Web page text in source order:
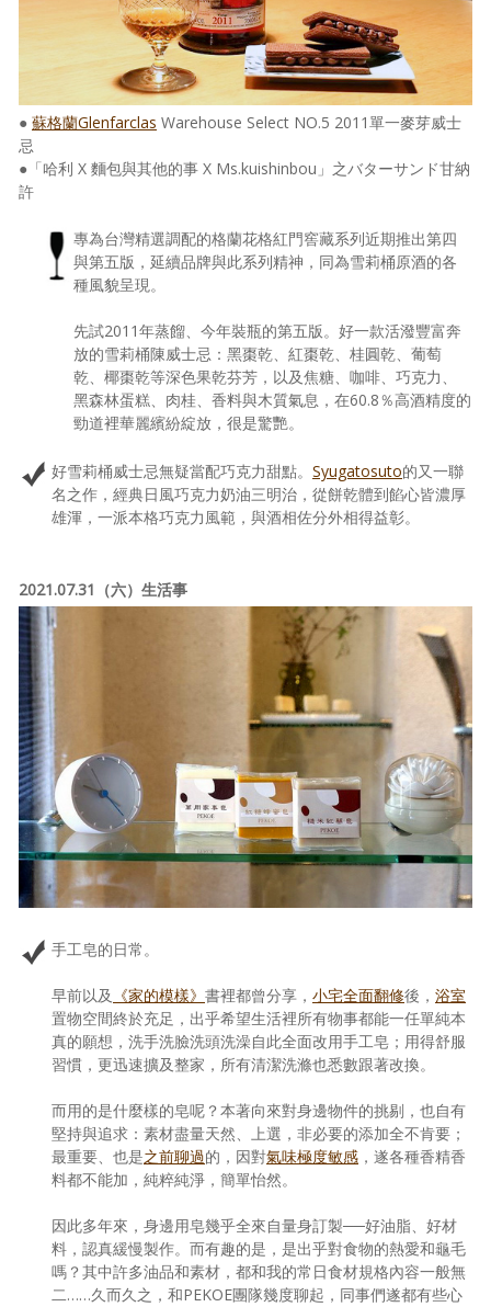
● 蘇格蘭Glenfarclas Warehouse Select NO.5 2011單一麥芽威士
忌
●「哈利 X 麵包與其他的事 X Ms.kuishinbou」之バターサンド甘納
許
專為台灣精選調配的格蘭花格紅門窖藏系列近期推出第四
與第五版，延續品牌與此系列精神，同為雪莉桶原酒的各
種風貌呈現。
先試2011年蒸餾、今年裝瓶的第五版。好一款活潑豐富奔
放的雪莉桶陳威士忌：黑棗乾、紅棗乾、桂圓乾、葡萄
乾、椰棗乾等深色果乾芬芳，以及焦糖、咖啡、巧克力、
黑森林蛋糕、肉桂、香料與木質氣息，在60.8％高酒精度的
勁道裡華麗繽紛綻放，很是驚艷。
好雪莉桶威士忌無疑當配巧克力甜點。 Syugatosuto的又一聯
名之作，經典日風巧克力奶油三明治，從餅乾體到餡心皆濃厚
雄渾，一派本格巧克力風範，與酒相佐分外相得益彰。
2021.07.31（六）生活事
手工皂的日常。
早前以及 《家的模樣》 書裡都曾分享， 小宅全面翻修後， 浴室
置物空間終於充足，出乎希望生活裡所有物事都能一任單純本
真的願想，洗手洗臉洗頭洗澡自此全面改用手工皂；用得舒服
習慣，更迅速擴及整家，所有清潔洗滌也悉數跟著改換。
而用的是什麼樣的皂呢？本著向來對身邊物件的挑剔，也自有
堅持與追求：素材盡量天然、上選，非必要的添加全不肯要；
最重要、也是之前聊過的，因對氣味極度敏感 ，遂各種香精香
料都不能加，純粹純淨，簡單怡然。
因此多年來，身邊用皂幾乎全來自量身訂製──好油脂、好材
料，認真緩慢製作。而有趣的是，是出乎對食物的熱愛和龜毛
嗎？其中許多油品和素材，都和我的常日食材規格內容一般無
二……久而久之，和PEKOE團隊幾度聊起，同事們遂都有些心